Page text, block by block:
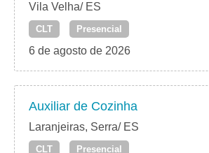
Vila Velha/ ES
CLT Presencial
6 de agosto de 2026
Auxiliar de Cozinha
Laranjeiras, Serra/ ES
CLT Presencial